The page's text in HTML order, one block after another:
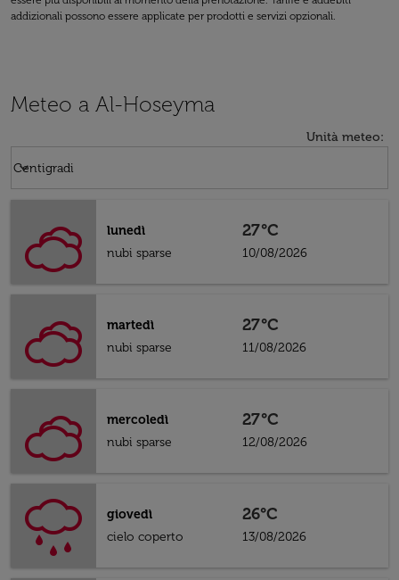
addizionali possono essere applicate per prodotti e servizi opzionali.
Meteo a Al-Hoseyma
Unità meteo:
Centigradi
keyboard_arrow_down
lunedì
nubi sparse
27°C
10/08/2026
martedì
nubi sparse
27°C
11/08/2026
mercoledì
nubi sparse
27°C
12/08/2026
giovedì
cielo coperto
26°C
13/08/2026